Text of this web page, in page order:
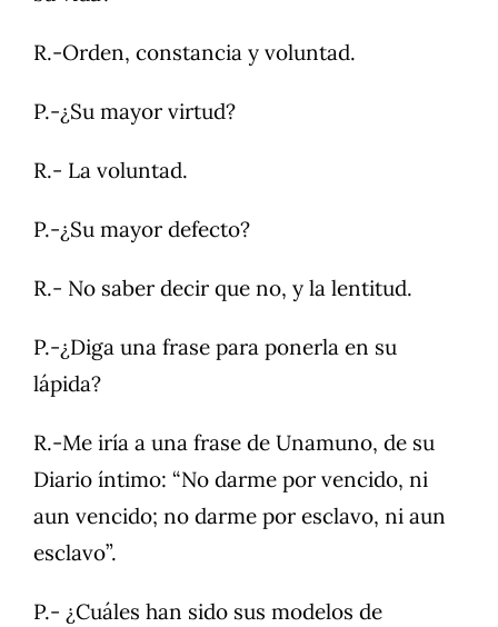
R.-Orden, constancia y voluntad.
P.-¿Su mayor virtud?
R.- La voluntad.
P.-¿Su mayor defecto?
R.- No saber decir que no, y la lentitud.
P.-¿Diga una frase para ponerla en su
lápida?
R.-Me iría a una frase de Unamuno, de su
Diario íntimo: “No darme por vencido, ni
aun vencido; no darme por esclavo, ni aun
esclavo”.
P.- ¿Cuáles han sido sus modelos de